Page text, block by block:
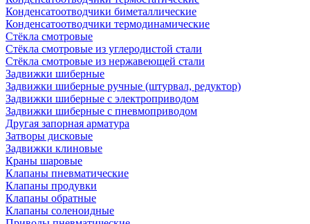
Конденсатоотводчики биметаллические
Конденсатоотводчики термодинамические
Стёкла смотровые
Стёкла смотровые из углеродистой стали
Стёкла смотровые из нержавеющей стали
Задвижки шиберные
Задвижки шиберные ручные (штурвал, редуктор)
Задвижки шиберные с электроприводом
Задвижки шиберные с пневмоприводом
Другая запорная арматура
Затворы дисковые
Задвижки клиновые
Краны шаровые
Клапаны пневматические
Клапаны продувки
Клапаны обратные
Клапаны соленоидные